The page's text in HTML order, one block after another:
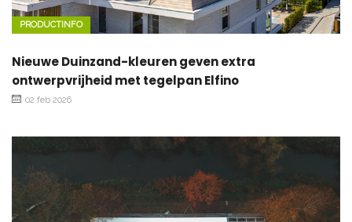
PRODUCTINFO
Nieuwe Duinzand-kleuren geven extra
ontwerpvrijheid met tegelpan Elfino
02 feb 2026